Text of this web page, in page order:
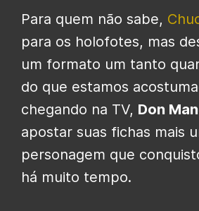
Para quem não sabe,
para os holofotes, mas
um formato um tanto
do que estamos
chegando na TV, Don
apostar suas fichas mais
personagem que
há muito tempo.